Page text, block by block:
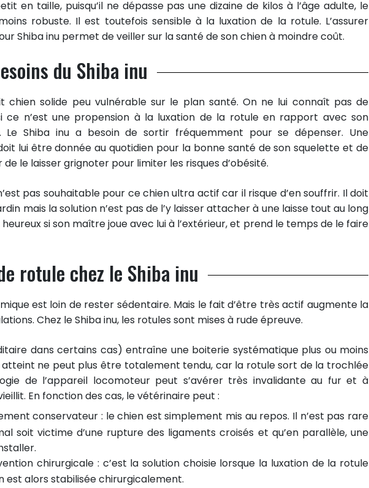
en taille, puisqu’il ne dépasse pas une dizaine de kilos à l’âge adulte, le
robuste. Il est toutefois sensible à la luxation de la rotule. L’assurer
Shiba inu permet de veiller sur la santé de son chien à moindre coût.
du Shiba inu
chien solide peu vulnérable sur le plan santé. On ne lui connaît pas de
ce n’est une propension à la luxation de la rotule en rapport avec son
Le Shiba inu a besoin de sortir fréquemment pour se dépenser. Une
lui être donnée au quotidien pour la bonne santé de son squelette et de
le laisser grignoter pour limiter les risques d’obésité.
pas souhaitable pour ce chien ultra actif car il risque d’en souffrir. Il doit
mais la solution n’est pas de l’y laisser attacher à une laisse tout au long
si son maître joue avec lui à l’extérieur, et prend le temps de le faire
rotule chez le Shiba inu
est loin de rester sédentaire. Mais le fait d’être très actif augmente la
Chez le Shiba inu, les rotules sont mises à rude épreuve.
dans certains cas) entraîne une boiterie systématique plus ou moins
ne peut plus être totalement tendu, car la rotule sort de la trochlée
de l’appareil locomoteur peut s’avérer très invalidante au fur et à
En fonction des cas, le vétérinaire peut :
conservateur : le chien est simplement mis au repos. Il n’est pas rare
soit victime d’une rupture des ligaments croisés et qu’en parallèle, une
chirurgicale : c’est la solution choisie lorsque la luxation de la rotule
est alors stabilisée chirurgicalement.